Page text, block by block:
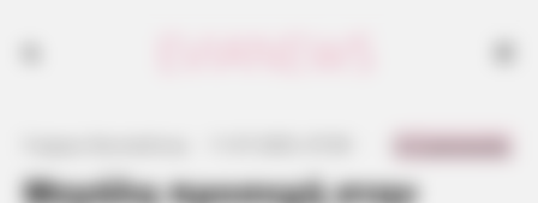
Μεγάλη προσοχή στην